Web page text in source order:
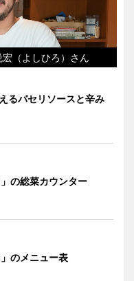
（よしひろ）さん
るパセリソースと辛み
の総菜カウンター
のメニュー表